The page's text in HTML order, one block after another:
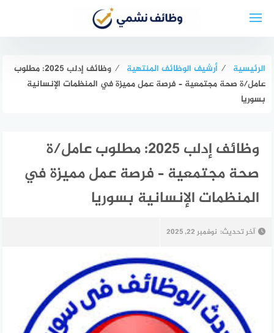
الرئيسية ⁄ أرشيف الوظائف المنتهية ⁄
وظائف إدلب 2025: مطلوب
عامل/ة صحة مجتمعية – فرصة عمل مميزة في المنظمات الإنسانية
بسوريا
وظائف إدلب 2025: مطلوب عامل/ة
صحة مجتمعية – فرصة عمل مميزة في
المنظمات الإنسانية بسوريا
آخر تحديث: نوفمبر 22, 2025